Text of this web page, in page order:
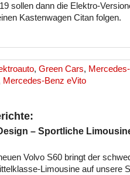
sollen dann die Elektro-
Kastenwagen Citan folgen.
, Green Cars,
Mercedes-Benz eVito
– Sportliche
Volvo S60 bringt der
Limousine auf unsere